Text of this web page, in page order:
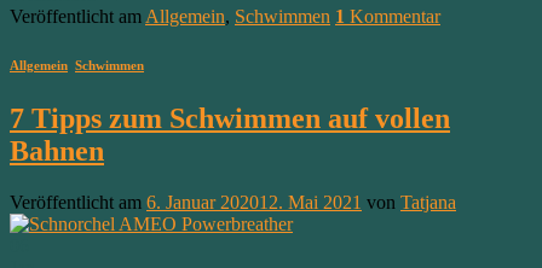
Veröffentlicht am Allgemein, Schwimmen 1 Kommentar
Allgemein Schwimmen
7 Tipps zum Schwimmen auf vollen
Bahnen
Veröffentlicht am 6. Januar 202012. Mai 2021 von Tatjana